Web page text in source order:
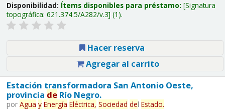
Disponibilidad: Ítems disponibles para préstamo: Signatura
topográfica: 621.374.5/A282/v.3 (1).
Hacer reserva
Agregar al carrito
Estación transformadora San Antonio Oeste,
provincia deRío Negro.
por Agua y Energía Eléctrica, Sociedad del Estado.